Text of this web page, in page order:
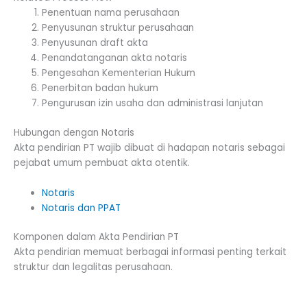
Penentuan nama perusahaan
Penyusunan struktur perusahaan
Penyusunan draft akta
Penandatanganan akta notaris
Pengesahan Kementerian Hukum
Penerbitan badan hukum
Pengurusan izin usaha dan administrasi lanjutan
Hubungan dengan Notaris
Akta pendirian PT wajib dibuat di hadapan notaris sebagai
pejabat umum pembuat akta otentik.
Notaris
Notaris dan PPAT
Komponen dalam Akta Pendirian PT
Akta pendirian memuat berbagai informasi penting terkait
struktur dan legalitas perusahaan.